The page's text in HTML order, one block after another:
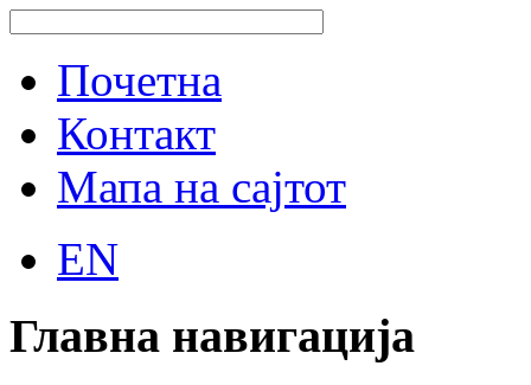
Почетна
Контакт
Мапа на сајтот
EN
Главна навигација